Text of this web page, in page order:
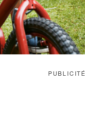
PUBLICITÉ